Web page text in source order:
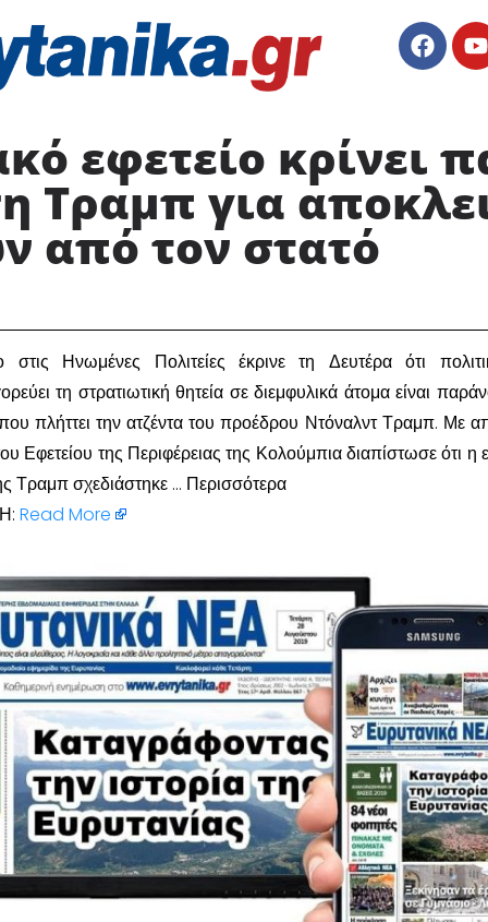
εφετείο κρίνει
Τραμπ για
από τον στατό
στις Ηνωμένες Πολιτείες έκρινε τη Δευτέρα ότι
τη στρατιωτική θητεία σε διεμφυλικά άτομα είναι
που πλήττει την ατζέντα του προέδρου Ντόναλντ Τραμπ. Με
Εφετείου της Περιφέρειας της Κολούμπια διαπίστωσε ότι η
Τραμπ σχεδιάστηκε … Περισσότερα
Read More